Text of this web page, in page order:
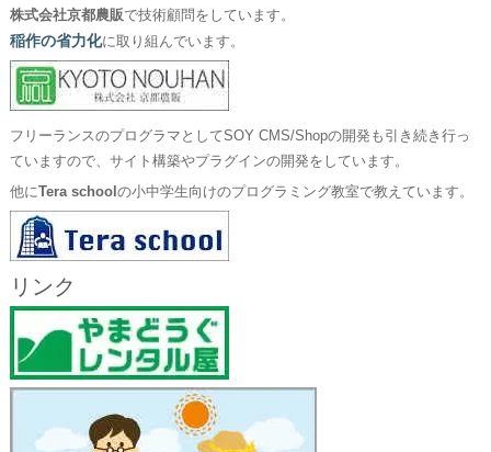
株式会社京都農販で技術顧問をしています。
稲作の省力化に取り組んでいます。
フリーランスのプログラマとしてSOY CMS/Shopの開発も引き続き行っ
ていますので、サイト構築やプラグインの開発をしています。
他にTera school の小中学生向けのプログラミング教室で教えています。
リンク